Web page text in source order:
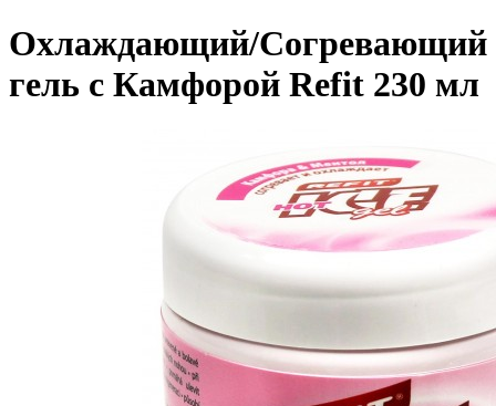
Охлаждающий/Согревающий
гель с Камфорой Refit 230 мл